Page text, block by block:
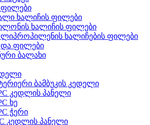
ფილები
ხალიჩის ფილები
ხალიჩის ფილები
ხალიჩების ფილები
და ფილები
ბალახი
ბამბუკის კედელი
კედლის პანელი
ხე
ჭერი
კედლის პანელი